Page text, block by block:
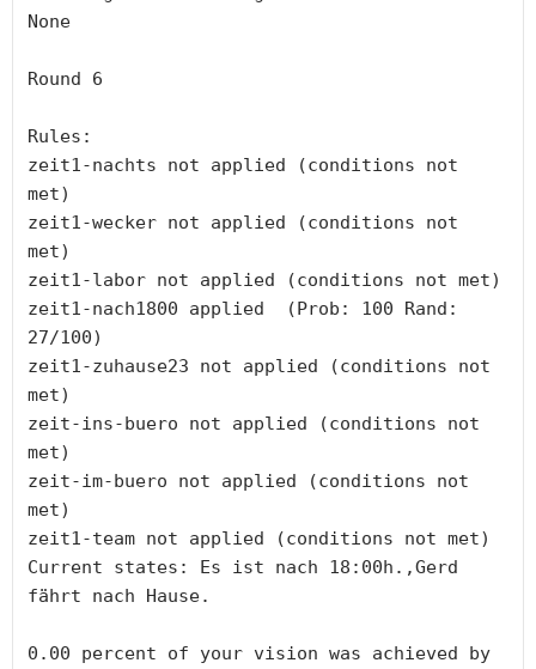
None
Round 6
Rules:
zeit1-nachts not applied (conditions not
met)
zeit1-wecker not applied (conditions not
met)
zeit1-labor not applied (conditions not met)
zeit1-nach1800 applied  (Prob: 100 Rand:
27/100)
zeit1-zuhause23 not applied (conditions not
met)
zeit-ins-buero not applied (conditions not
met)
zeit-im-buero not applied (conditions not
met)
zeit1-team not applied (conditions not met)
Current states: Es ist nach 18:00h.,Gerd
fährt nach Hause.
0.00 percent of your vision was achieved by